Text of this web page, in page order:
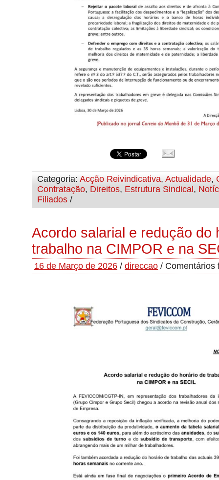
Categoria: Acção Reivindicativa, Actualidade,
Contratação, Direitos, Estrutura Sindical,
Filiados /
Acordo salarial e redução do
trabalho na CIMPOR e na
16 de Março de 2026 / direccao / Comentários